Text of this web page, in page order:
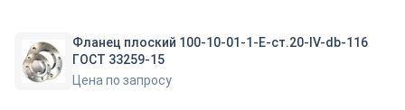
Фланец плоский 100-10-01-1-E-ст.20-IV-db-116
ГОСТ 33259-15
Цена по запросу